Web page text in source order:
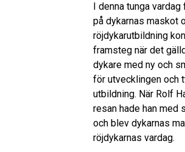
I denna tunga
på dykarnas maskot
röjdykarutbildning
framsteg när det
dykare med ny och
för utvecklingen och
utbildning. När Rolf
resan hade han med
och blev dykarnas
röjdykarnas vardag.